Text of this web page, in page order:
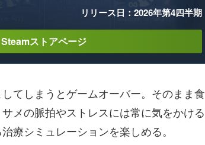
リリース日：2026年第4四半期
Steamストアページ
てしまうとゲームオーバー。そのまま食
メの脈拍やストレスには常に気をかける
療シミュレーションを楽しめる。